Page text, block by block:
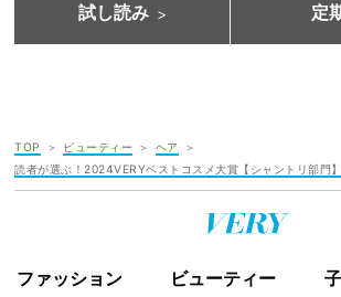
試し読み 定
TOP ビューティー
ヘア
読者が選ぶ！2024VERYベストコスメ大賞【シャントリ部門】
ファッション ビューティー